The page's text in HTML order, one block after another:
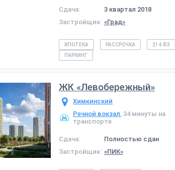
Сдача:
3 квартал 2018
Застройщик: «Град»
ИПОТЕКА РАССРОЧКА
214 ФЗ
ПАРКИНГ
ЖК «Левобережный»
Химкинский
Речной вокзал, 34 минуты на
транспорте
Сдача:
Полностью сдан
Застройщик: «ПИК»